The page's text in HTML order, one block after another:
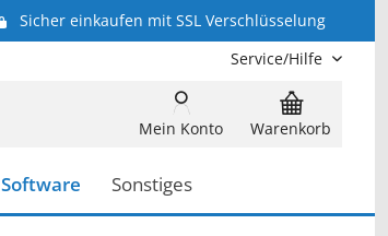
Sicher einkaufen mit SSL Verschlüsselung
Service/Hilfe
Warenkorb
Mein Konto
Software Sonstiges